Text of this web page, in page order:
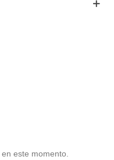
este momento.